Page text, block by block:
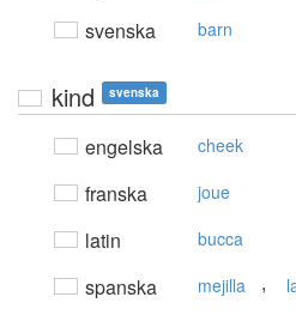
svenska barn
kind svenska
engelska cheek
franska joue
latin bucca
spanska mejilla ,